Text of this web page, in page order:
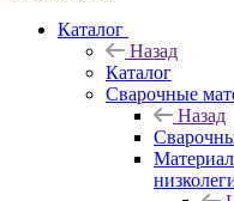
Каталог
Назад
Каталог
Сварочные
Назад